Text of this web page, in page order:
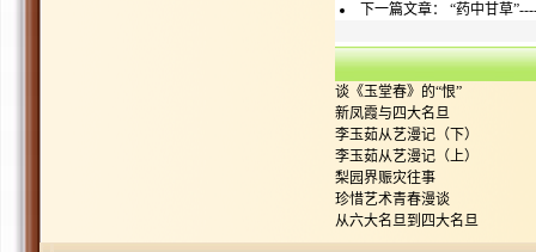
下一篇文章： “药中甘草
谈《玉堂春》的“恨”
新凤霞与四大名旦
李玉茹从艺漫记（下）
李玉茹从艺漫记（上）
梨园界赈灾往事
珍惜艺术青春漫谈
从六大名旦到四大名旦